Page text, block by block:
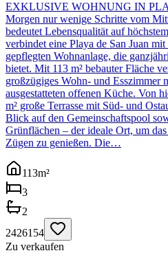
EXKLUSIVE WOHNUNG IN
Morgen nur wenige Schritte vom
bedeutet Lebensqualität auf
verbindet eine Playa de San Juan
gepflegten Wohnanlage, die
bietet. Mit 113 m² bebauter Fläche
großzügiges Wohn- und Esszimmer
ausgestatteten offenen Küche. Von
m² große Terrasse mit Süd- und
Blick auf den Gemeinschaftspool
Grünflächen – der ideale Ort, um
Zügen zu genießen. Die…
113m²
3
2
2426154
Zu verkaufen